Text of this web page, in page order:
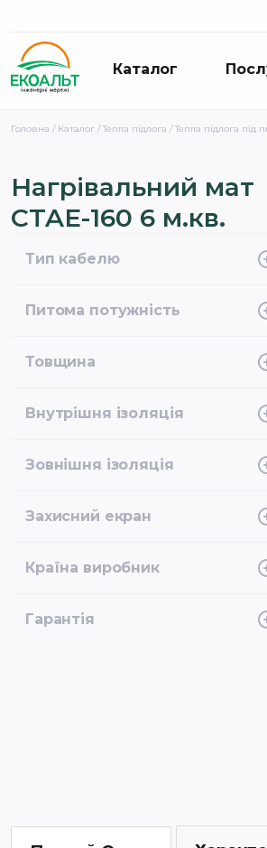
Каталог
Головна / Каталог /Тепла підлога /Тепла підлога під
Нагрівальний мат
CTAE-160 6 м.кв.
Тип кабелю
Питома потужність
Товщина
Внутрішня ізоляція
Зовнішня ізоляція
Захисний екран
провід
Країна виробник
Гарантія